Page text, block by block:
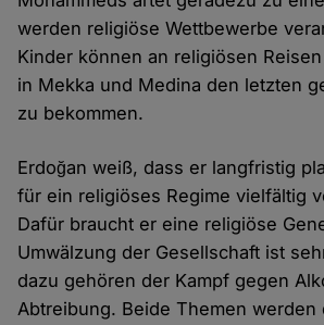
werden religiöse Wettbewerbe
Kinder können an religiösen
in Mekka und Medina den letzten
zu bekommen.
Erdoğan weiß, dass er langfristig
für ein religiöses Regime vielfältig
Dafür braucht er eine religiöse
Umwälzung der Gesellschaft ist
dazu gehören der Kampf gegen
Abtreibung. Beide Themen werden